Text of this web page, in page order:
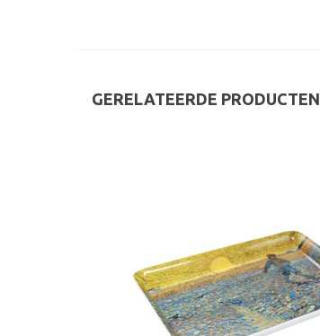
GERELATEERDE PRODUCTEN